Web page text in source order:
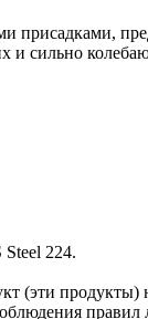
присадками,
и сильно
224.
(эти